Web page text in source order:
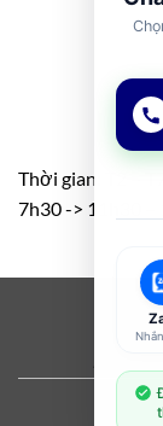
Thời gian: T2 – T7
7h30 -> 11h30 –